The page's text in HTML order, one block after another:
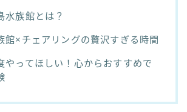
水族館とは？
館×チェアリングの贅沢すぎる時間
やってほしい！心からおすすめで